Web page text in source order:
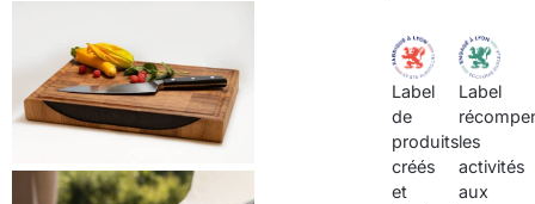
Label
les
activités
aux
Label
de
produits
créés
et